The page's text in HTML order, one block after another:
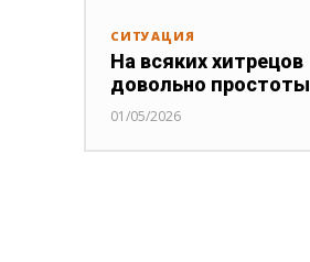
СИТУАЦИЯ
На всяких хитрецов
довольно простоты
01/05/2026